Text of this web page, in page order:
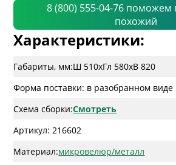
8 (800) 555-04-76 поможем
похожий
Характеристики:
Габариты, мм:Ш 510xГл 580xВ 820
Форма поставки: в разобранном виде
Схема сборки:Смотреть
Артикул: 216602
Материал:микровелюр/металл